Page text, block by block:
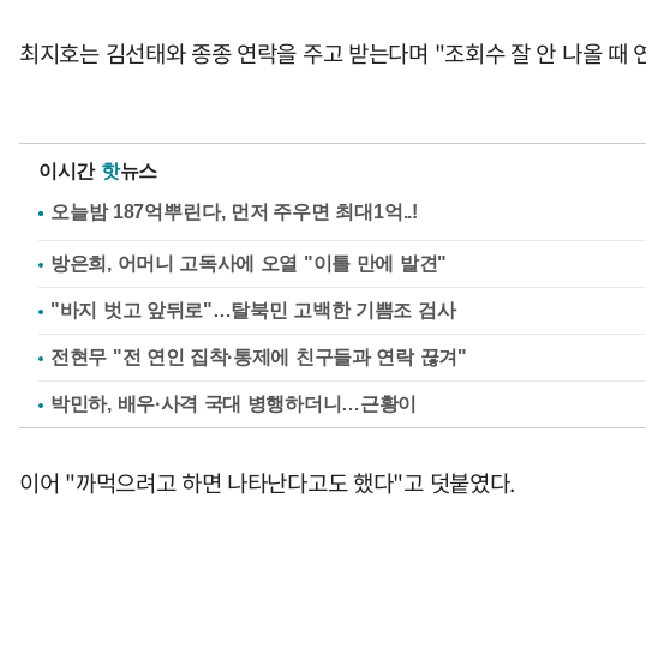
최지호는 김선태와 종종 연락을 주고 받는다며 "조회수 잘 안 나올
이시간 핫뉴스
방은희, 어머니 고독사에 오열 "이틀 만에 발견"
"바지 벗고 앞뒤로"…탈북민 고백한 기쁨조 검사
전현무 "전 연인 집착·통제에 친구들과 연락 끊겨"
박민하, 배우·사격 국대 병행하더니…근황이
이어 "까먹으려고 하면 나타난다고도 했다"고 덧붙였다.